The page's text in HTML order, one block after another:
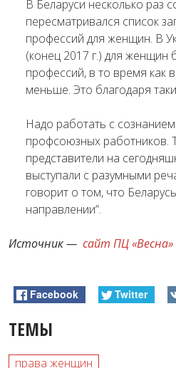
В Беларуси несколько раз
пересматривался список
профессий для женщин. В
(конец 2017 г.) для женщин
профессий, в то время как
меньше. Это благодаря
Надо работать с
профсоюзных работников.
представители на
выступали с разумными
говорит о том, что
направлении”.
Источник — сайт ПЦ «Весна»
Facebook Twitter
ТЕМЫ
права женщин